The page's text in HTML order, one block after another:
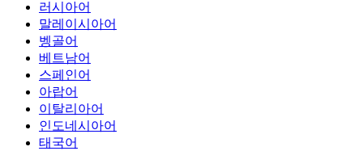
러시아어
말레이시아어
벵골어
베트남어
스페인어
아랍어
이탈리아어
인도네시아어
태국어